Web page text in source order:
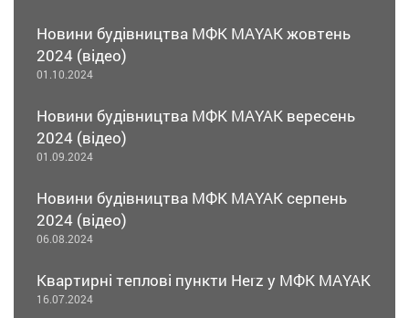
Новини будівництва МФК MAYAK жовтень
2024 (відео)
01.10.2024
Новини будівництва МФК MAYAK вересень
2024 (відео)
01.09.2024
Новини будівництва МФК MAYAK серпень
2024 (відео)
06.08.2024
Квартирні теплові пункти Herz у МФК MAYAK
16.07.2024